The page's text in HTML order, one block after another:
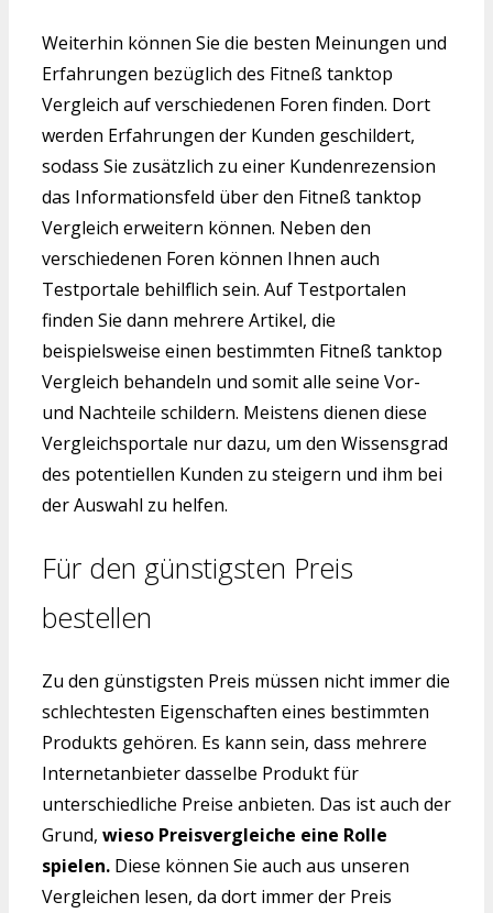
Weiterhin können Sie die besten Meinungen und
Erfahrungen bezüglich des Fitneß tanktop
Vergleich auf verschiedenen Foren finden. Dort
werden Erfahrungen der Kunden geschildert,
sodass Sie zusätzlich zu einer Kundenrezension
das Informationsfeld über den Fitneß tanktop
Vergleich erweitern können. Neben den
verschiedenen Foren können Ihnen auch
Testportale behilflich sein. Auf Testportalen
finden Sie dann mehrere Artikel, die
beispielsweise einen bestimmten Fitneß tanktop
Vergleich behandeln und somit alle seine Vor-
und Nachteile schildern. Meistens dienen diese
Vergleichsportale nur dazu, um den Wissensgrad
des potentiellen Kunden zu steigern und ihm bei
der Auswahl zu helfen.
Für den günstigsten Preis
bestellen
Zu den günstigsten Preis müssen nicht immer die
schlechtesten Eigenschaften eines bestimmten
Produkts gehören. Es kann sein, dass mehrere
Internetanbieter dasselbe Produkt für
unterschiedliche Preise anbieten. Das ist auch der
Grund, wieso Preisvergleiche eine Rolle
spielen. Diese können Sie auch aus unseren
Vergleichen lesen, da dort immer der Preis